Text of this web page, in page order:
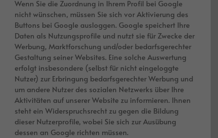
Wenn Sie die Zuordnung in Ihrem Profil bei Google
nicht wünschen, müssen Sie sich vor Aktivierung des
Buttons bei Google ausloggen. Google speichert Ihre
Daten als Nutzungsprofile und nutzt sie für Zwecke der
Werbung, Marktforschung und/oder bedarfsgerechter
Gestaltung seiner Websites. Eine solche Auswertung
erfolgt insbesondere (selbst für nicht eingeloggte
Nutzer) zur Erbringung bedarfsgerechter Werbung und
um andere Nutzer des sozialen Netzwerks über Ihre
Aktivitäten auf unserer Website zu informieren. Ihnen
steht ein Widerspruchsrecht zu gegen die Bildung
dieser Nutzerprofile, wobei Sie sich zur Ausübung
dessen an Google richten müssen.